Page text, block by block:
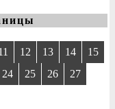
12 13 14
15
24 25 26
27